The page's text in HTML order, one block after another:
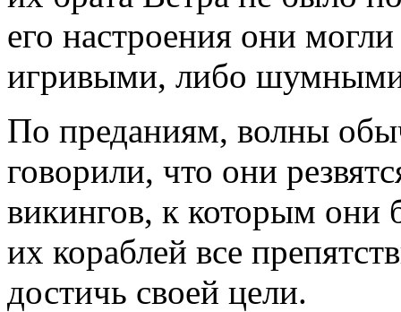
его настроения они
игривыми, либо
По преданиям, волны
говорили, что они
викингов, к которым они
их кораблей все
достичь своей цели.